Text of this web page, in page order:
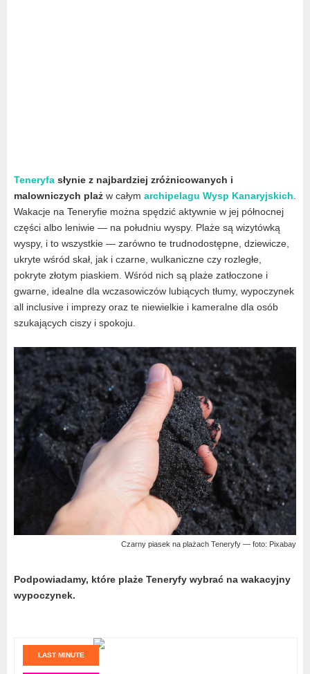
Teneryfa słynie z najbardziej zróżnicowanych i
malowniczych plaż w całym archipelagu Wysp Kanaryjskich
Wakacje na Teneryfie można spędzić aktywnie w jej północnej
części albo leniwie — na południu wyspy. Plaże są wizytówką
wyspy, i to wszystkie — zarówno te trudnodostępne, dziewicze,
ukryte wśród skał, jak i czarne, wulkaniczne czy rozległe,
pokryte złotym piaskiem. Wśród nich są plaże zatłoczone i
gwarne, idealne dla wczasowiczów lubiących tłumy, wypoczynek
all inclusive i imprezy oraz te niewielkie i kameralne dla osób
szukających ciszy i spokoju.
Czarny piasek na plażach Teneryfy — foto: Pixabay
Podpowiadamy, które plaże Teneryfy wybrać na wakacyjny
wypoczynek.
LAST MINUTE